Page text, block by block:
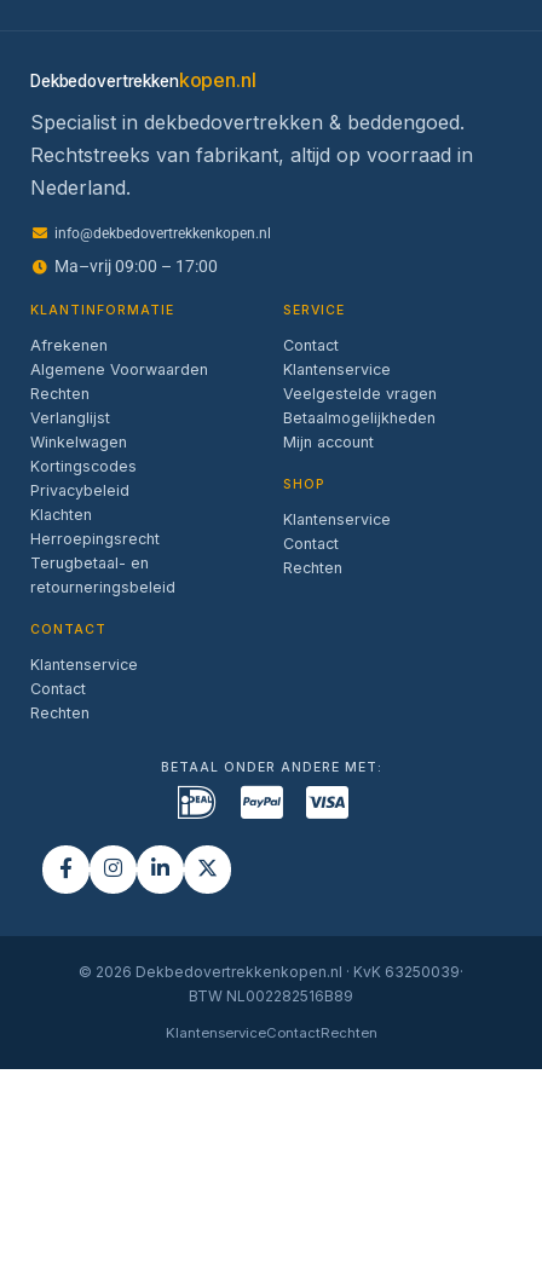
Dekbedovertrekkenkopen.nl
Specialist in dekbedovertrekken & beddengoed.
Rechtstreeks van fabrikant, altijd op voorraad in
Nederland.
info@dekbedovertrekkenkopen.nl
Ma–vrij 09:00 – 17:00
KLANTINFORMATIE
Afrekenen
Algemene Voorwaarden
Rechten
Verlanglijst
Winkelwagen
Kortingscodes
Privacybeleid
Klachten
Herroepingsrecht
Terugbetaal- en
retourneringsbeleid
CONTACT
Klantenservice
Contact
Rechten
SERVICE
Contact
Klantenservice
Veelgestelde vragen
Betaalmogelijkheden
Mijn account
SHOP
Klantenservice
Contact
Rechten
BETAAL ONDER ANDERE MET:
© 2026 Dekbedovertrekkenkopen.nl · KvK 63250039·
BTW NL002282516B89
KlantenserviceContactRechten